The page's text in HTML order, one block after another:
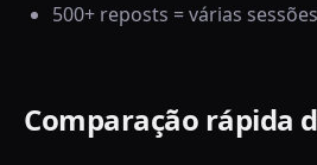
500+ reposts = várias sessões
Comparação rápida